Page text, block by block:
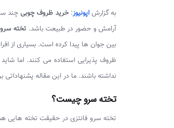
به گزارشاپونیوز:خرید ظروف چوبیچند
آرامش و حضور در طبیعت باشد. تخته
بین جوان ها پیدا کرده است. بسیاری از
ظروف پذیرایی استفاده می کنند. اما
نداشته باشند. ما در این مقاله پشنهاداتی
تخته سرو چیست؟
تخته سرو فانتزی در حقیقت تخته هایی